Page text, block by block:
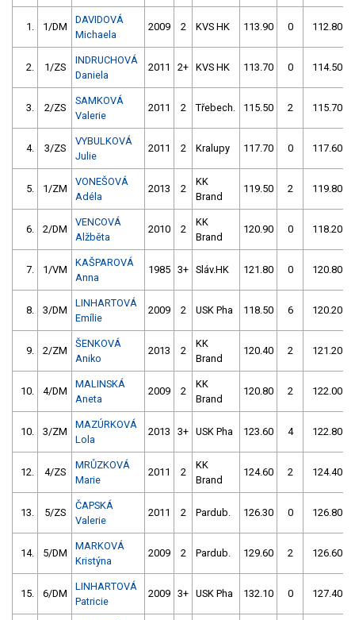
1. 1/DM
DAVIDOVÁ
Michaela
2009 2 KVS HK 113.90 0 112.80
2. 1/ZS
INDRUCHOVÁ
Daniela
2011 2+ KVS HK 113.70 0 114.50
3. 2/ZS
SAMKOVÁ
Valerie
2011 2 Třebech. 115.50 2 115.70
4. 3/ZS
VYBULKOVÁ
Julie
2011 2 Kralupy 117.70 0 117.60
5. 1/ZM
VONEŠOVÁ
Adéla
2013 2
KK
Brand
119.50 2 119.80
6. 2/DM
VENCOVÁ
Alžběta
2010 2
KK
Brand
120.90 0 118.20
7. 1/VM
KAŠPAROVÁ
Anna
1985 3+ Sláv.HK 121.80 0 120.80
8. 3/DM
LINHARTOVÁ
Emílie
2009 2 USK Pha 118.50 6 120.20
9. 2/ZM
ŠENKOVÁ
Aniko
2013 2
KK
Brand
120.40 2 121.20
10. 4/DM
MALINSKÁ
Aneta
2009 2
KK
Brand
120.80 2 122.00
10. 3/ZM
MAZÚRKOVÁ
Lola
2013 3+ USK Pha 123.60 4 122.80
12. 4/ZS
MRŮZKOVÁ
Marie
2011 2
KK
Brand
124.60 2 124.40
13. 5/ZS
ČAPSKÁ
Valerie
2011 2 Pardub. 126.30 0 126.80
14. 5/DM
MARKOVÁ
Kristýna
2009 2 Pardub. 129.60 2 126.60
15. 6/DM
LINHARTOVÁ
Patricie
2009 3+ USK Pha 132.10 0 127.40